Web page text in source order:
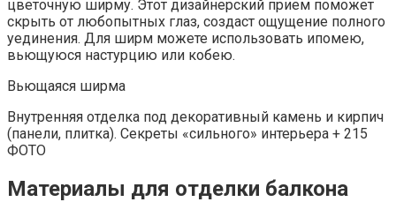
цветочную ширму. Этот дизайнерский прием поможет
скрыть от любопытных глаз, создаст ощущение полного
уединения. Для ширм можете использовать ипомею,
вьющуюся настурцию или кобею.
Вьющаяся ширма
Внутренняя отделка под декоративный камень и кирпич
(панели, плитка). Секреты «сильного» интерьера + 215
ФОТО
Материалы для отделки балкона